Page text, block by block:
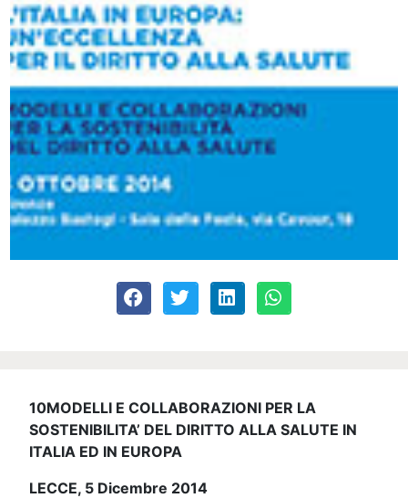
10MODELLI E COLLABORAZIONI PER LA
SOSTENIBILITA’ DEL DIRITTO ALLA SALUTE IN
ITALIA ED IN EUROPA
LECCE, 5 Dicembre 2014